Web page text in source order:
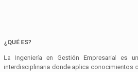
¿QUÉ ES?
La Ingeniería en Gestión Empresarial es
interdisciplinaria donde aplica conocimientos